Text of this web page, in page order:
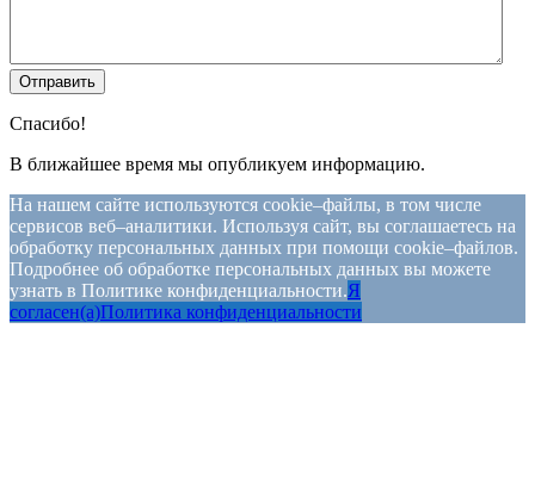
Спасибо!
В ближайшее время мы опубликуем информацию.
На нашем сайте используются cookie–файлы, в том числе
сервисов веб–аналитики. Используя сайт, вы соглашаетесь на
обработку персональных данных при помощи cookie–файлов.
Подробнее об обработке персональных данных вы можете
узнать в Политике конфиденциальности.Я
согласен(а)Политика конфиденциальности